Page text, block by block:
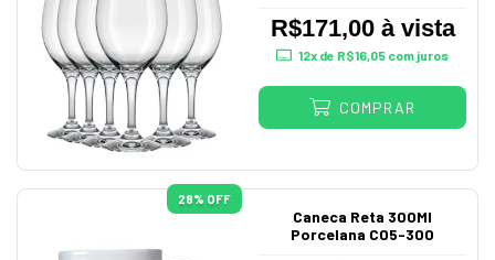
R$171,00 à vista
12x de R$16,05com juros
COMPRAR
28% OFF
Caneca Reta 300Ml
Porcelana C05-300